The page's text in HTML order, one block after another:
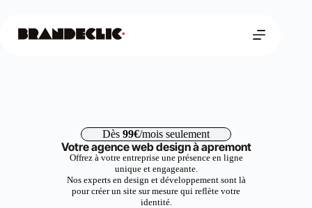
Dès 99€/mois seulement
Votre agence web design à apremont
Offrez à votre entreprise une présence en ligne
unique et engageante.
Nos experts en design et développement sont là
pour créer un site sur mesure qui reflète votre
identité.